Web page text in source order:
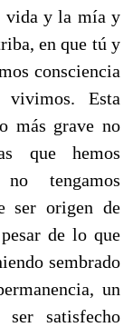
vida y la mía y
en que tú y
consciencia
Esta
más grave no
que hemos
tengamos
ser origen de
de lo que
sembrado
un
satisfecho